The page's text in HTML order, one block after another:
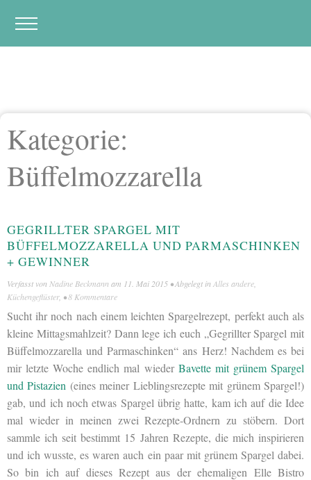
Kategorie:
Büffelmozzarella
GEGRILLTER SPARGEL MIT
BÜFFELMOZZARELLA UND PARMASCHINKEN
+ GEWINNER
Verfasst von Nadine Beckmann am 11. Mai 2015 • Abgelegt in Alles andere
Küchengeflüster, •8 Kommentare
Sucht ihr noch nach einem leichten Spargelrezept, perfekt auch als
kleine Mittagsmahlzeit? Dann lege ich euch „Gegrillter Spargel mit
Büffelmozzarella und Parmaschinken“ ans Herz! Nachdem es bei
mir letzte Woche endlich mal wieder Bavette mit grünem Spargel
und Pistazien (eines meiner Lieblingsrezepte mit grünem Spargel!)
gab, und ich noch etwas Spargel übrig hatte, kam ich auf die Idee
mal wieder in meinen zwei Rezepte-Ordnern zu stöbern. Dort
sammle ich seit bestimmt 15 Jahren Rezepte, die mich inspirieren
und ich wusste, es waren auch ein paar mit grünem Spargel dabei.
So bin ich auf dieses Rezept aus der ehemaligen Elle Bistro